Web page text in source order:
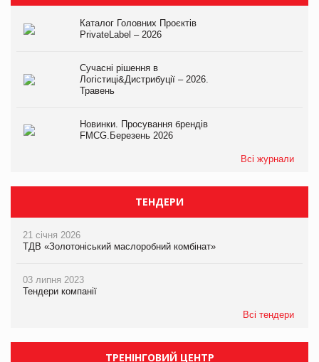
Каталог Головних Проєктів
PrivateLabel – 2026
Сучасні рішення в
Логістиці&Дистрибуції – 2026.
Травень
Новинки. Просування брендів
FMCG.Березень 2026
Всі журнали
ТЕНДЕРИ
21 січня 2026
ТДВ «Золотоніський маслоробний комбінат»
03 липня 2023
Тендери компанії
Всі тендери
ТРЕНІНГОВИЙ ЦЕНТР